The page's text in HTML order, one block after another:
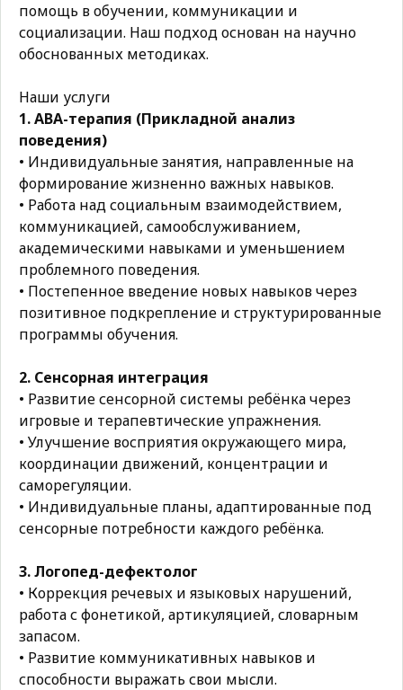
помощь в обучении, коммуникации и
социализации. Наш подход основан на научно
обоснованных методиках.
Наши услуги
1. АВА-терапия (Прикладной анализ
поведения)
• Индивидуальные занятия, направленные на
формирование жизненно важных навыков.
• Работа над социальным взаимодействием,
коммуникацией, самообслуживанием,
академическими навыками и уменьшением
проблемного поведения.
• Постепенное введение новых навыков через
позитивное подкрепление и структурированные
программы обучения.
2. Сенсорная интеграция
• Развитие сенсорной системы ребёнка через
игровые и терапевтические упражнения.
• Улучшение восприятия окружающего мира,
координации движений, концентрации и
саморегуляции.
• Индивидуальные планы, адаптированные под
сенсорные потребности каждого ребёнка.
3. Логопед-дефектолог
• Коррекция речевых и языковых нарушений,
работа с фонетикой, артикуляцией, словарным
запасом.
• Развитие коммуникативных навыков и
способности выражать свои мысли.